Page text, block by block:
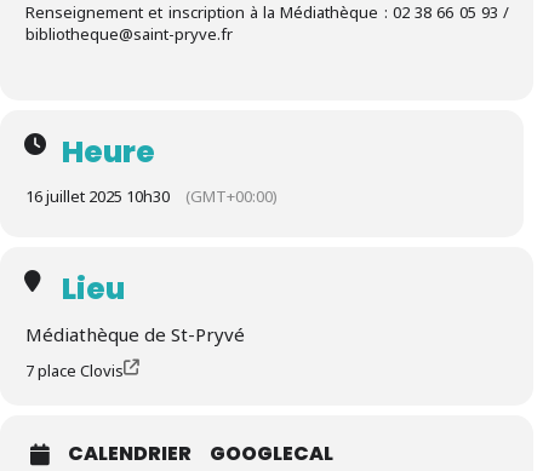
Renseignement et inscription à la Médiathèque : 02 38 66 05 93 /
bibliotheque@saint-pryve.fr
Heure
16 juillet 2025 10h30 (GMT+00:00)
Lieu
Médiathèque de St-Pryvé
7 place Clovis
CALENDRIER GOOGLECAL